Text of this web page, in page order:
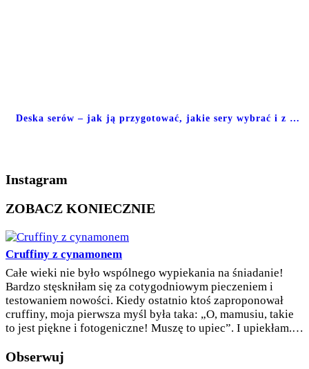
Deska serów – jak ją przygotować, jakie sery wybrać i z …
Instagram
ZOBACZ KONIECZNIE
Cruffiny z cynamonem
Całe wieki nie było wspólnego wypiekania na śniadanie!
Bardzo stęskniłam się za cotygodniowym pieczeniem i
testowaniem nowości. Kiedy ostatnio ktoś zaproponował
cruffiny, moja pierwsza myśl była taka: „O, mamusiu, takie
to jest piękne i fotogeniczne! Muszę to upiec”. I upiekłam.…
Obserwuj